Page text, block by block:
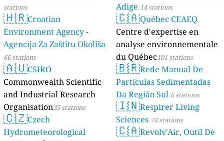
stations
🇭🇷Croatian
Environment Agency -
Agencija Za Zaštitu Okoliša
66 stations
🇦🇺CSIRO
Commonwealth Scientific
and Industrial Research
Organisation35 stations
🇨🇿Czech
Hydrometeorological
Adige 14 stations
🇨🇦Québec CEAEQ
Centre d'expertise en
analyse environnementale
du Québec101 stations
🇧🇷Rede Manual De
Partículas Sedimentadas
Da Região Sul 6 stations
🇮🇳Respirer Living
Sciences 74 stations
🇨🇦Revolv'Air, Outil De